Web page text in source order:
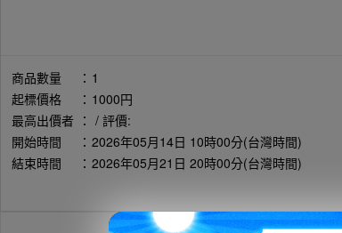
商品數量 ： 1
起標價格
： 1000円
最高出價者 ： / 評價:
開始時間
： 2026年05月14日 10時00分(台灣時間)
結束時間
： 2026年05月21日 20時00分(台灣時間)